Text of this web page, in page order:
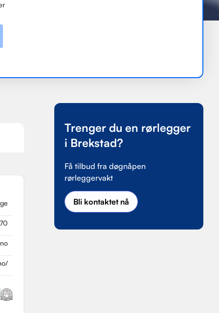
Trenger du en rørlegger
i Brekstad?
Få tilbud fra døgnåpen
rørleggervakt
Bli kontaktet nå